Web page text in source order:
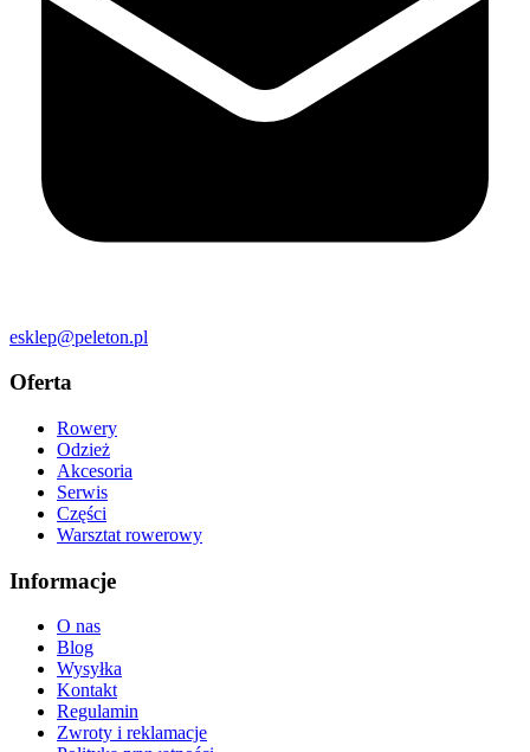
esklep@peleton.pl
Oferta
Rowery
Odzież
Akcesoria
Serwis
Części
Warsztat rowerowy
Informacje
O nas
Blog
Wysyłka
Kontakt
Regulamin
Zwroty i reklamacje